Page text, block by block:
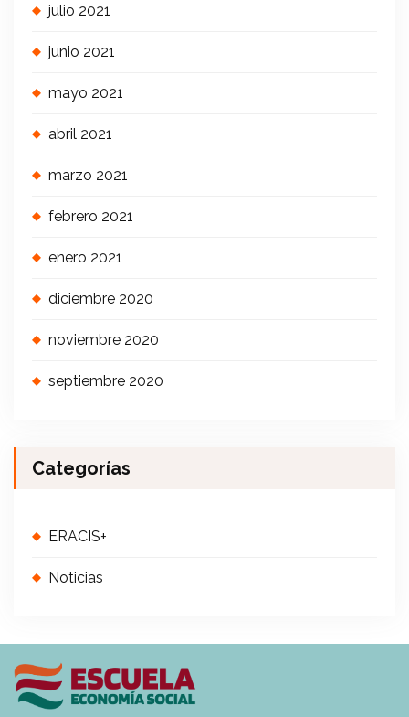
julio 2021
junio 2021
mayo 2021
abril 2021
marzo 2021
febrero 2021
enero 2021
diciembre 2020
noviembre 2020
septiembre 2020
Categorías
ERACIS+
Noticias